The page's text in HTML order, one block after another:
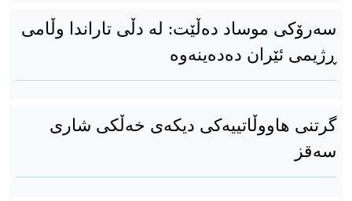
سەرۆکی موساد دەڵێت: لە دڵی تاراندا وڵامی
ڕژیمی ئێران دەدەینەوە
گرتنی هاووڵاتییەکی دیکەی خەڵکی شاری
سەقز